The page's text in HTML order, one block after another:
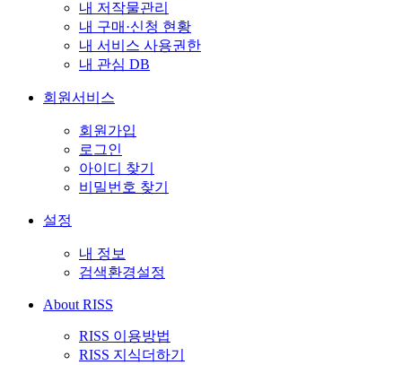
내 저작물관리
내 구매·신청 현황
내 서비스 사용권한
내 관심 DB
회원서비스
회원가입
로그인
아이디 찾기
비밀번호 찾기
설정
내 정보
검색환경설정
About RISS
RISS 이용방법
RISS 지식더하기